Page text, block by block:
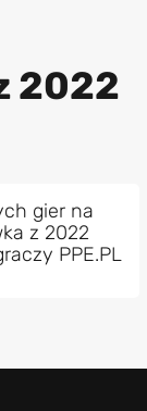
2022
gier na
z 2022
PPE.PL